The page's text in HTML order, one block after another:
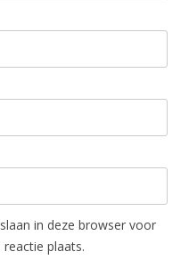
in deze browser voor
plaats.